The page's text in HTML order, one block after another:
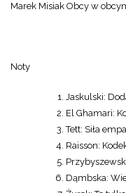
Marek Misiak Obcy w
Noty
Jaskulski:
El Ghamari:
Tett: Siła
Raisson:
Dąmbska: